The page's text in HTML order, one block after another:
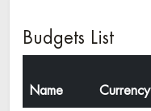
Budgets List
Name Currency